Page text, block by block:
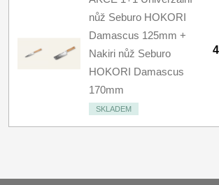
nůž Seburo HOKORI
Damascus 125mm +
Nakiri nůž Seburo
HOKORI Damascus
170mm
SKLADEM